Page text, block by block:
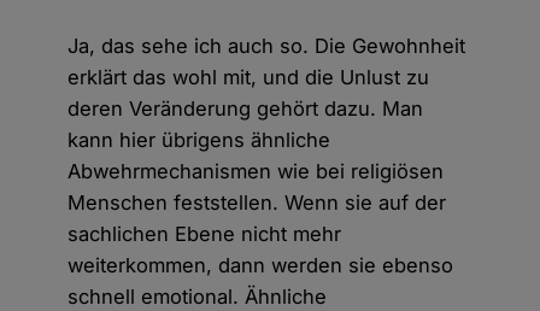
Ja, das sehe ich auch so. Die Gewohnheit
erklärt das wohl mit, und die Unlust zu
deren Veränderung gehört dazu. Man
kann hier übrigens ähnliche
Abwehrmechanismen wie bei religiösen
Menschen feststellen. Wenn sie auf der
sachlichen Ebene nicht mehr
weiterkommen, dann werden sie ebenso
schnell emotional. Ähnliche